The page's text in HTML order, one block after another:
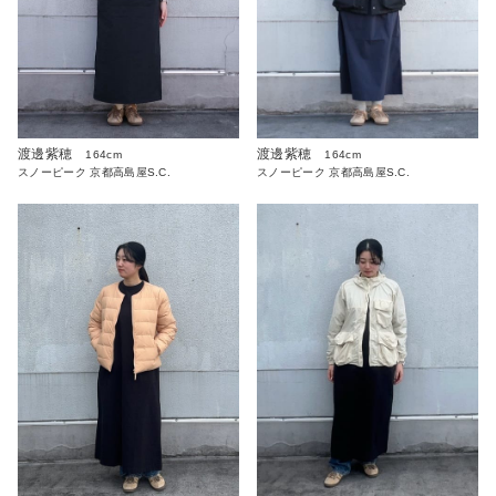
渡邊紫穂
164cm
スノーピーク 京都高島屋S.C.
渡邊紫穂
164cm
スノーピーク 京都高島屋S.C.